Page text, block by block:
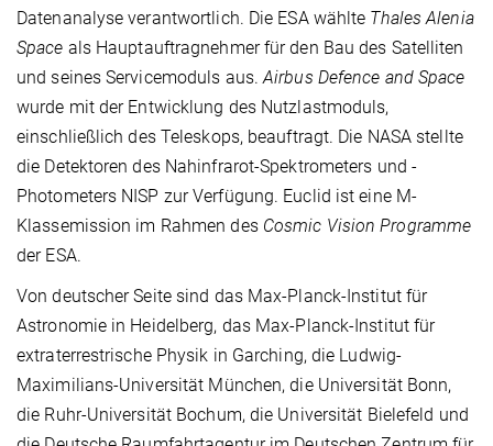
Datenanalyse verantwortlich. Die ESA wählte Thales Alenia
Space als Hauptauftragnehmer für den Bau des Satelliten
und seines Servicemoduls aus.Airbus Defence and Space
wurde mit der Entwicklung des Nutzlastmoduls,
einschließlich des Teleskops, beauftragt. Die NASA stellte
die Detektoren des Nahinfrarot-Spektrometers und -
Photometers NISP zur Verfügung. Euclid ist eine M-
Klassemission im Rahmen des Cosmic Vision Programme
der ESA.
Von deutscher Seite sind das Max-Planck-Institut für
Astronomie in Heidelberg, das Max-Planck-Institut für
extraterrestrische Physik in Garching, die Ludwig-
Maximilians-Universität München, die Universität Bonn,
die Ruhr-Universität Bochum, die Universität Bielefeld und